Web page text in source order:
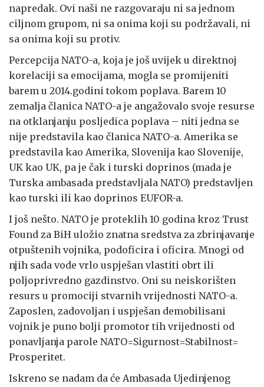
napredak. Ovi naši ne razgovaraju ni sa jednom
ciljnom grupom, ni sa onima koji su podržavali, ni
sa onima koji su protiv.
Percepcija NATO-a, koja je još uvijek u direktnoj
korelaciji sa emocijama, mogla se promijeniti
barem u 2014.godini tokom poplava. Barem 10
zemalja članica NATO-a je angažovalo svoje resurse
na otklanjanju posljedica poplava – niti jedna se
nije predstavila kao članica NATO-a. Amerika se
predstavila kao Amerika, Slovenija kao Slovenije,
UK kao UK, pa je čak i turski doprinos (mada je
Turska ambasada predstavljala NATO) predstavljen
kao turski ili kao doprinos EUFOR-a.
I još nešto. NATO je proteklih 10 godina kroz Trust
Found za BiH uložio znatna sredstva za zbrinjavanje
otpuštenih vojnika, podoficira i oficira. Mnogi od
njih sada vode vrlo uspješan vlastiti obrt ili
poljoprivredno gazdinstvo. Oni su neiskorišten
resurs u promociji stvarnih vrijednosti NATO-a.
Zaposlen, zadovoljan i uspješan demobilisani
vojnik je puno bolji promotor tih vrijednosti od
ponavljanja parole NATO=Sigurnost=Stabilnost=
Prosperitet.
Iskreno se nadam da će Ambasada Ujedinjenog